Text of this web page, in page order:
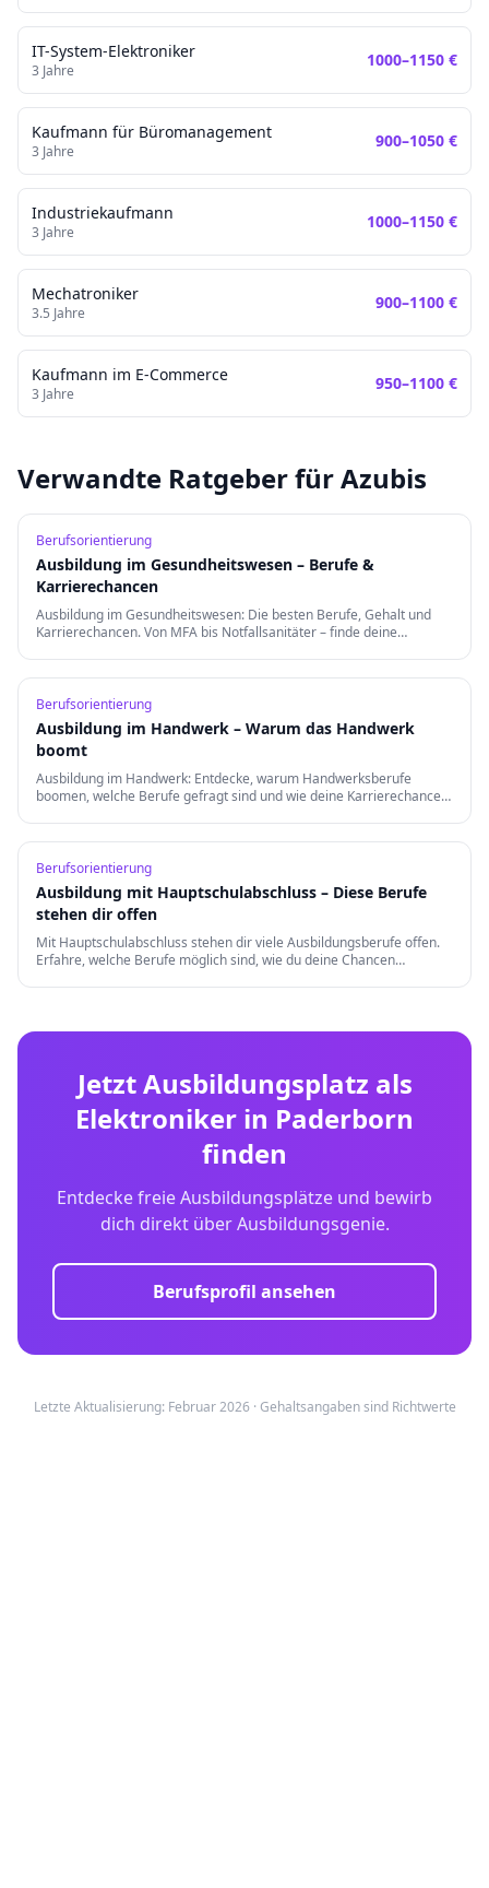
IT-System-Elektroniker
3 Jahre
1000–1150 €
Kaufmann für Büromanagement
3 Jahre
900–1050 €
Industriekaufmann
3 Jahre
1000–1150 €
Mechatroniker
3.5 Jahre
900–1100 €
Kaufmann im E-Commerce
3 Jahre
950–1100 €
Verwandte Ratgeber für Azubis
Berufsorientierung
Ausbildung im Gesundheitswesen – Berufe &
Karrierechancen
Ausbildung im Gesundheitswesen: Die besten Berufe, Gehalt und
Karrierechancen. Von MFA bis Notfallsanitäter – finde deine
Berufsorientierung
Ausbildung im Handwerk – Warum das Handwerk
boomt
Ausbildung im Handwerk: Entdecke, warum Handwerksberufe
boomen, welche Berufe gefragt sind und wie deine Karrierechancen
Berufsorientierung
Ausbildung mit Hauptschulabschluss – Diese Berufe
stehen dir offen
Mit Hauptschulabschluss stehen dir viele Ausbildungsberufe offen.
Erfahre, welche Berufe möglich sind, wie du deine Chancen
Jetzt Ausbildungsplatz als
Elektroniker in Paderborn
finden
Entdecke freie Ausbildungsplätze und bewirb
dich direkt über Ausbildungsgenie.
Berufsprofil ansehen
Letzte Aktualisierung: Februar 2026 · Gehaltsangaben sind Richtwerte